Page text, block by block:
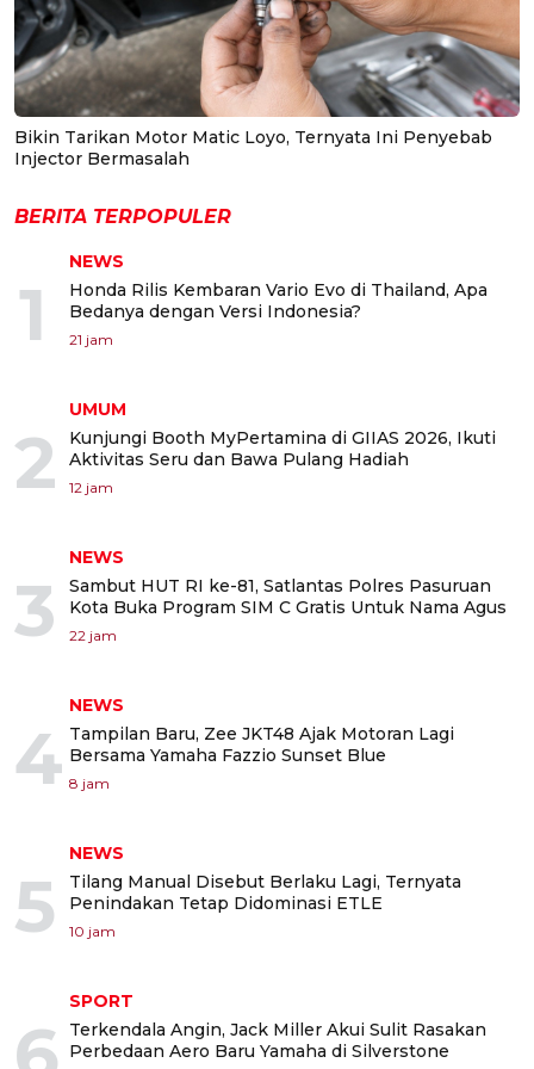
Bikin Tarikan Motor Matic Loyo, Ternyata Ini Penyebab
Injector Bermasalah
BERITA TERPOPULER
1
NEWS
Honda Rilis Kembaran Vario Evo di Thailand, Apa
Bedanya dengan Versi Indonesia?
21 jam
2
UMUM
Kunjungi Booth MyPertamina di GIIAS 2026, Ikuti
Aktivitas Seru dan Bawa Pulang Hadiah
12 jam
3
NEWS
Sambut HUT RI ke-81, Satlantas Polres Pasuruan
Kota Buka Program SIM C Gratis Untuk Nama Agus
22 jam
4
NEWS
Tampilan Baru, Zee JKT48 Ajak Motoran Lagi
Bersama Yamaha Fazzio Sunset Blue
8 jam
5
NEWS
Tilang Manual Disebut Berlaku Lagi, Ternyata
Penindakan Tetap Didominasi ETLE
10 jam
SPORT
Terkendala Angin, Jack Miller Akui Sulit Rasakan
Perbedaan Aero Baru Yamaha di Silverstone